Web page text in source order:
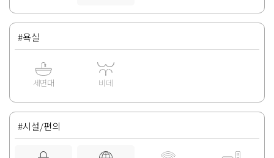
#욕실
세면대 비데
#시설/편의